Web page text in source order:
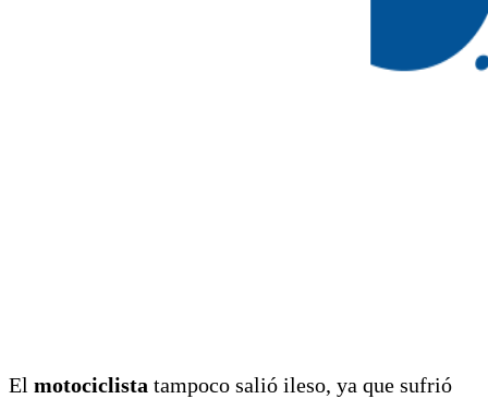
El motociclista tampoco salió ileso, ya que sufrió